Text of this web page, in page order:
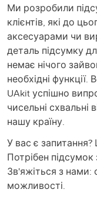
Ми розробили
клієнтів, які до
аксесуарами чи
деталь підсумку
немає нічого
необхідні
UAkit успішно
чисельні схвальні
нашу країну.
У вас є запитання?
Потрібен
Зв'яжіться з нами:
можливості.